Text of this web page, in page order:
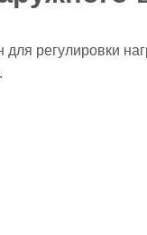
регулировки